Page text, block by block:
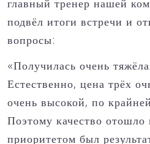
главный тренер нашей
подвёл итоги встречи и
вопросы:
«Получилась очень
Естественно, цена трёх
очень высокой, по
Поэтому качество отошло
приоритетом был